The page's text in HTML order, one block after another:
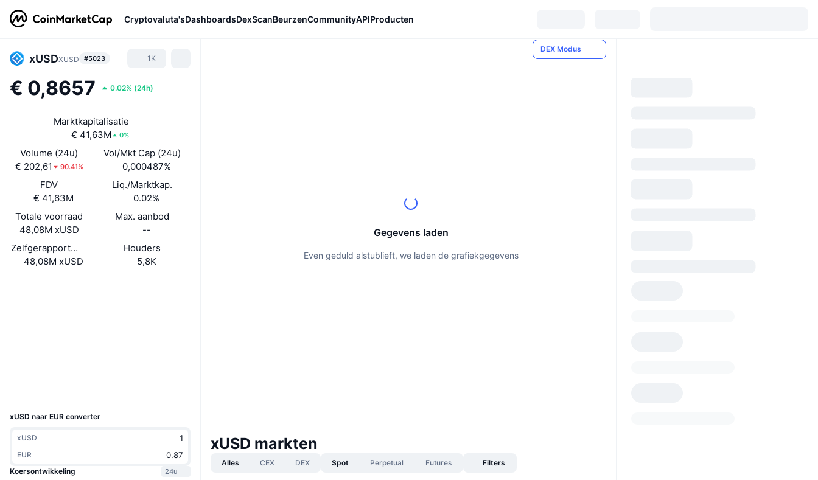
Cryptovaluta'sDashboardsDexScanBeurzenCommunityAPIProducten
xUSDXUSD #5023 1K
€ 0,8657 0.02% (24h)
Marktkapitalisatie
€ 41,63M
0%
Volume (24u)
€ 202,61
90.41%
Vol/Mkt Cap (24u)
0,000487%
FDV
€ 41,63M
Liq./Marktkap.
0.02%
Totale voorraad
48,08M xUSD
Max. aanbod
--
Zelfgerapporteerde circulerende voorraad
48,08M xUSD
Houders
5,8K
xUSD naar EUR converter
xUSD
EUR
Koersontwikkeling
24u
DEX Modus
Gegevens laden
Even geduld alstublieft, we laden de grafiekgegevens
xUSD markten
Alles CEX DEX Spot Perpetual Futures Filters